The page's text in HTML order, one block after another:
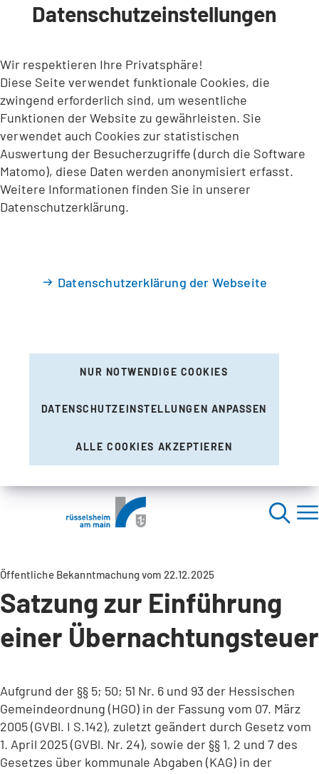
INHALT ANSPRINGEN
Datenschutzeinstellungen
Wir respektieren Ihre Privatsphäre!
Diese Seite verwendet funktionale Cookies, die
zwingend erforderlich sind, um wesentliche
Funktionen der Website zu gewährleisten. Sie
verwendet auch Cookies zur statistischen
Auswertung der Besucherzugriffe (durch die Software
Matomo), diese Daten werden anonymisiert erfasst.
Weitere Informationen finden Sie in unserer
Datenschutzerklärung.
Datenschutzerklärung der Webseite
NUR NOTWENDIGE COOKIES
DATENSCHUTZEINSTELLUNGEN ANPASSEN
ALLE COOKIES AKZEPTIEREN
Öffentliche Bekanntmachung vom 22.12.2025
Satzung zur Einführung
einer Übernachtungsteuer
Aufgrund der §§ 5; 50; 51 Nr. 6 und 93 der Hessischen
Gemeindeordnung (HGO) in der Fassung vom 07. März
2005 (GVBl. I S.142), zuletzt geändert durch Gesetz vom
1. April 2025 (GVBl. Nr. 24), sowie der §§ 1, 2 und 7 des
Gesetzes über kommunale Abgaben (KAG) in der